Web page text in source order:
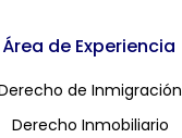
Área de Experiencia
de Inmigración
Derecho Inmobiliario